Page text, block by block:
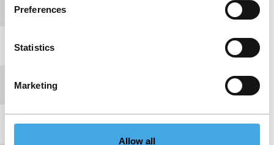
Preferences
Statistics
Marketing
Allow all
Productieland
Jaar
Festivaleditie
Lengte 52'